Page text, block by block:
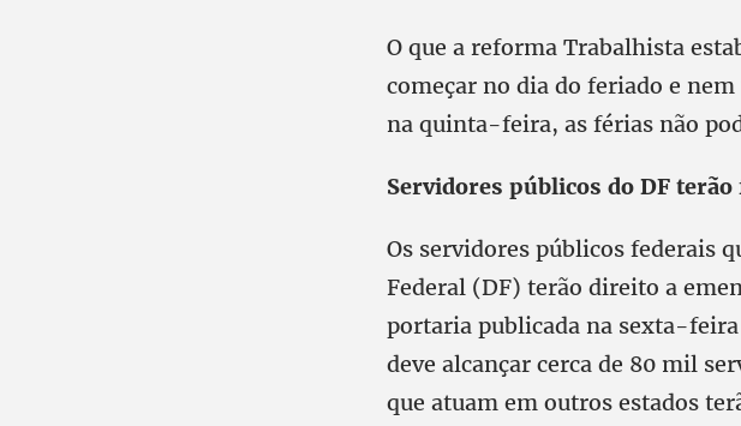
O que a reforma Trabalhista
começar no dia do feriado e
na quinta-feira, as férias não
Servidores públicos do DF
Os servidores públicos federais
Federal (DF) terão direito a
portaria publicada na sexta-
deve alcançar cerca de 80 mil
que atuam em outros estados